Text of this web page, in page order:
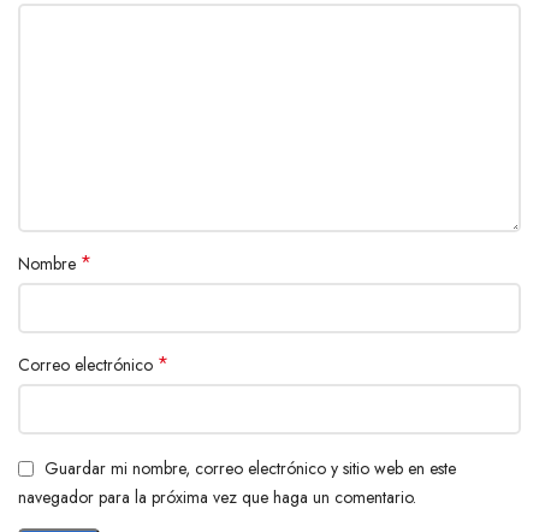
Nombre *
Correo electrónico *
Guardar mi nombre, correo electrónico y sitio web en este
navegador para la próxima vez que haga un comentario.